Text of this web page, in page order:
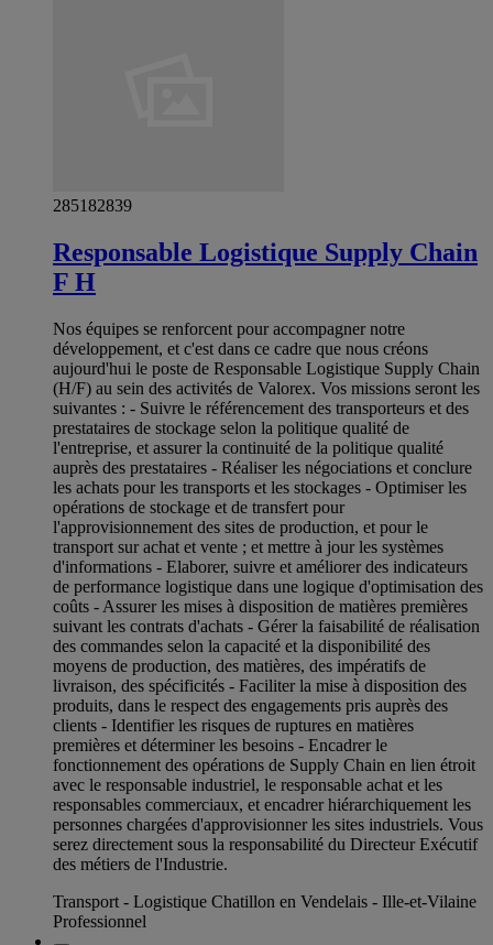
285182839
Responsable Logistique Supply Chain
F H
Nos équipes se renforcent pour accompagner notre
développement, et c'est dans ce cadre que nous créons
aujourd'hui le poste de Responsable Logistique Supply Chain
(H/F) au sein des activités de Valorex. Vos missions seront les
suivantes : - Suivre le référencement des transporteurs et des
prestataires de stockage selon la politique qualité de
l'entreprise, et assurer la continuité de la politique qualité
auprès des prestataires - Réaliser les négociations et conclure
les achats pour les transports et les stockages - Optimiser les
opérations de stockage et de transfert pour
l'approvisionnement des sites de production, et pour le
transport sur achat et vente ; et mettre à jour les systèmes
d'informations - Elaborer, suivre et améliorer des indicateurs
de performance logistique dans une logique d'optimisation des
coûts - Assurer les mises à disposition de matières premières
suivant les contrats d'achats - Gérer la faisabilité de réalisation
des commandes selon la capacité et la disponibilité des
moyens de production, des matières, des impératifs de
livraison, des spécificités - Faciliter la mise à disposition des
produits, dans le respect des engagements pris auprès des
clients - Identifier les risques de ruptures en matières
premières et déterminer les besoins - Encadrer le
fonctionnement des opérations de Supply Chain en lien étroit
avec le responsable industriel, le responsable achat et les
responsables commerciaux, et encadrer hiérarchiquement les
personnes chargées d'approvisionner les sites industriels. Vous
serez directement sous la responsabilité du Directeur Exécutif
des métiers de l'Industrie.
Transport - Logistique Chatillon en Vendelais - Ille-et-Vilaine
Professionnel